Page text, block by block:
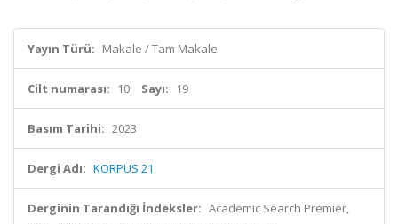
Yayın Türü: Makale / Tam Makale
Cilt numarası: 10 Sayı: 19
Basım Tarihi: 2023
Dergi Adı: KORPUS 21
Derginin Tarandığı İndeksler: Academic Search Premier,